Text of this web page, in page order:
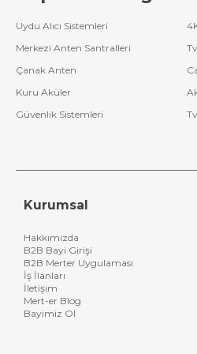
Kumanda
Kumanda
Kumanda
Kumanda
Jameson Lcd
Kumanda
Uydu Alıcı Sistemleri
Merkezi Anten Santralleri
Çanak Anten
Kuru Aküler
Güvenlik Sistemleri
Kurumsal
Hakkımızda
B2B Bayi Girişi
B2B Merter Uygulaması
İş İlanları
İletişim
Mert-er Blog
Bayimiz Ol